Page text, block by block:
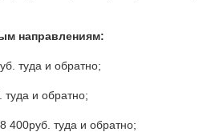
направлениям:
туда и обратно;
и обратно;
400руб. туда и обратно;